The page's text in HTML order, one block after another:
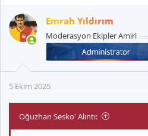
k
i
l
Emrah Yıldırım
Moderasyon Ekipler Amiri
5 Ekim 2025
Oğuzhan Sesko' Alıntı: